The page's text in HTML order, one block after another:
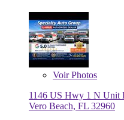
VoirPhotos
1146 US Hwy 1 N Unit
Vero Beach, FL 32960